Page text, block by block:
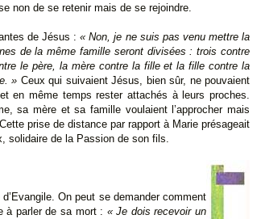
non de se retenir mais de se rejoindre.
de Jésus :« Non, je ne suis pas venu mettre la
de la même famille seront divisées : trois contre
le père, la mère contre la fille et la fille contre la
» Ceux qui suivaient Jésus, bien sûr, ne pouvaient
en même temps rester attachés à leurs proches.
sa mère et sa famille voulaient l’approcher mais
prise de distance par rapport à Marie présageait
solidaire de la Passion de son fils.
On peut se demander comment
à parler de sa mort : « Je dois recevoir un